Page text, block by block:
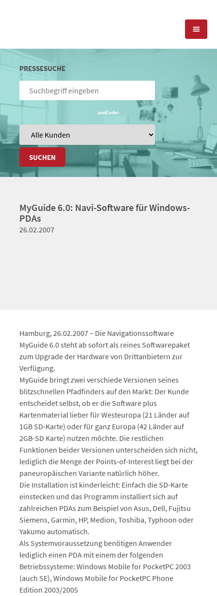
PRESSEARBEIT
SOCIAL MEDIA
PR-AGENTUR
REFERENZEN
STANDORT & KONTAKT
BLOG
KONTAKT
PRESSESUCHE
und/oder
SUCHEN
MyGuide 6.0: Navi-Software für Windows-
PDAs
26.02.2007
Hamburg, 26.02.2007 – Die Navigationssoftware
MyGuide 6.0 steht ab sofort als reines Softwarepaket
zum Upgrade der Hardware von Drittanbietern zur
Verfügung.
MyGuide bringt zwei verschiede Versionen seines
blitzschnellen Pfadfinders auf den Markt: Der Kunde
entscheidet selbst, ob er die Software plus
Kartenmaterial lieber für Westeuropa (21 Länder auf
1GB SD-Karte) oder für ganz Europa (42 Länder auf
2GB-SD Karte) nutzen möchte. Die restlichen
Funktionen beider Versionen unterscheiden sich nicht,
lediglich die Menge der Points-of-Interest liegt bei der
paneuropäischen Variante natürlich höher.
Die Installation ist kinderleicht: Einfach die SD-Karte
einstecken und das Programm installiert sich auf
zahlreichen PDAs zum Beispiel von Asus, Dell, Fujitsu
Siemens, Garmin, HP, Medion, Toshiba, Typhoon oder
Yakumo automatisch.
Als Systemvoraussetzung benötigen Anwender
lediglich einen PDA mit einem der folgenden
Betriebssysteme: Windows Mobile for PocketPC 2003
(auch SE), Windows Mobile for PocketPC Phone
Edition 2003/2005